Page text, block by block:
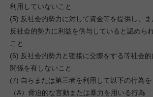
利用していないこと
(5) 反社会的勢力に対して資金等を提供し、
反社会的勢力に利益を供与していると認めら
こと
(6) 反社会的勢力と密接に交際をする等社会的
関係を有しないこと
(7) 自らまたは第三者を利用して以下の行為を
（A）脅迫的な言動または暴力を用いる行為